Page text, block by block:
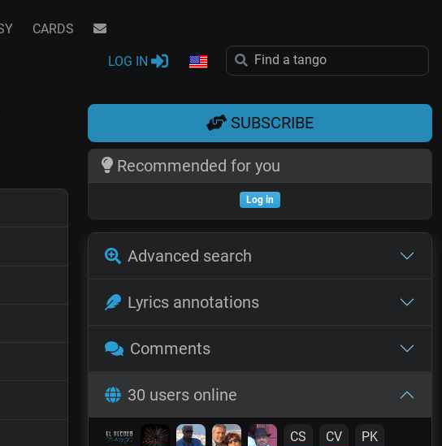
CARDS
LOG IN
SUBSCRIBE
Recommended for you
Log in
Advanced search
Lyrics annotations
Comments
30 users online
CS CV PK